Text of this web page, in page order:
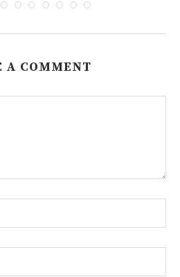
A COMMENT